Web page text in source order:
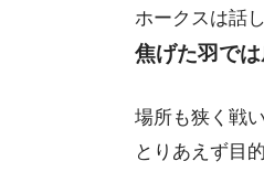
ホークスは話
焦げた羽で
場所も狭く戦
とりあえず目